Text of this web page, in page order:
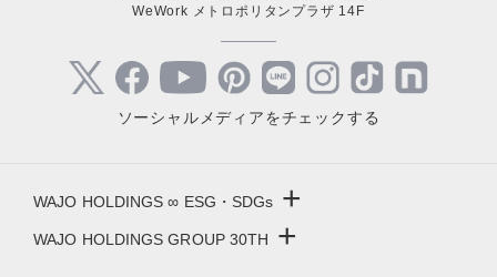
WeWork メトロポリタンプラザ 14F
ソーシャルメディアをチェックする
WAJO HOLDINGS ∞ ESG・SDGs +
WAJO HOLDINGS GROUP 30TH +